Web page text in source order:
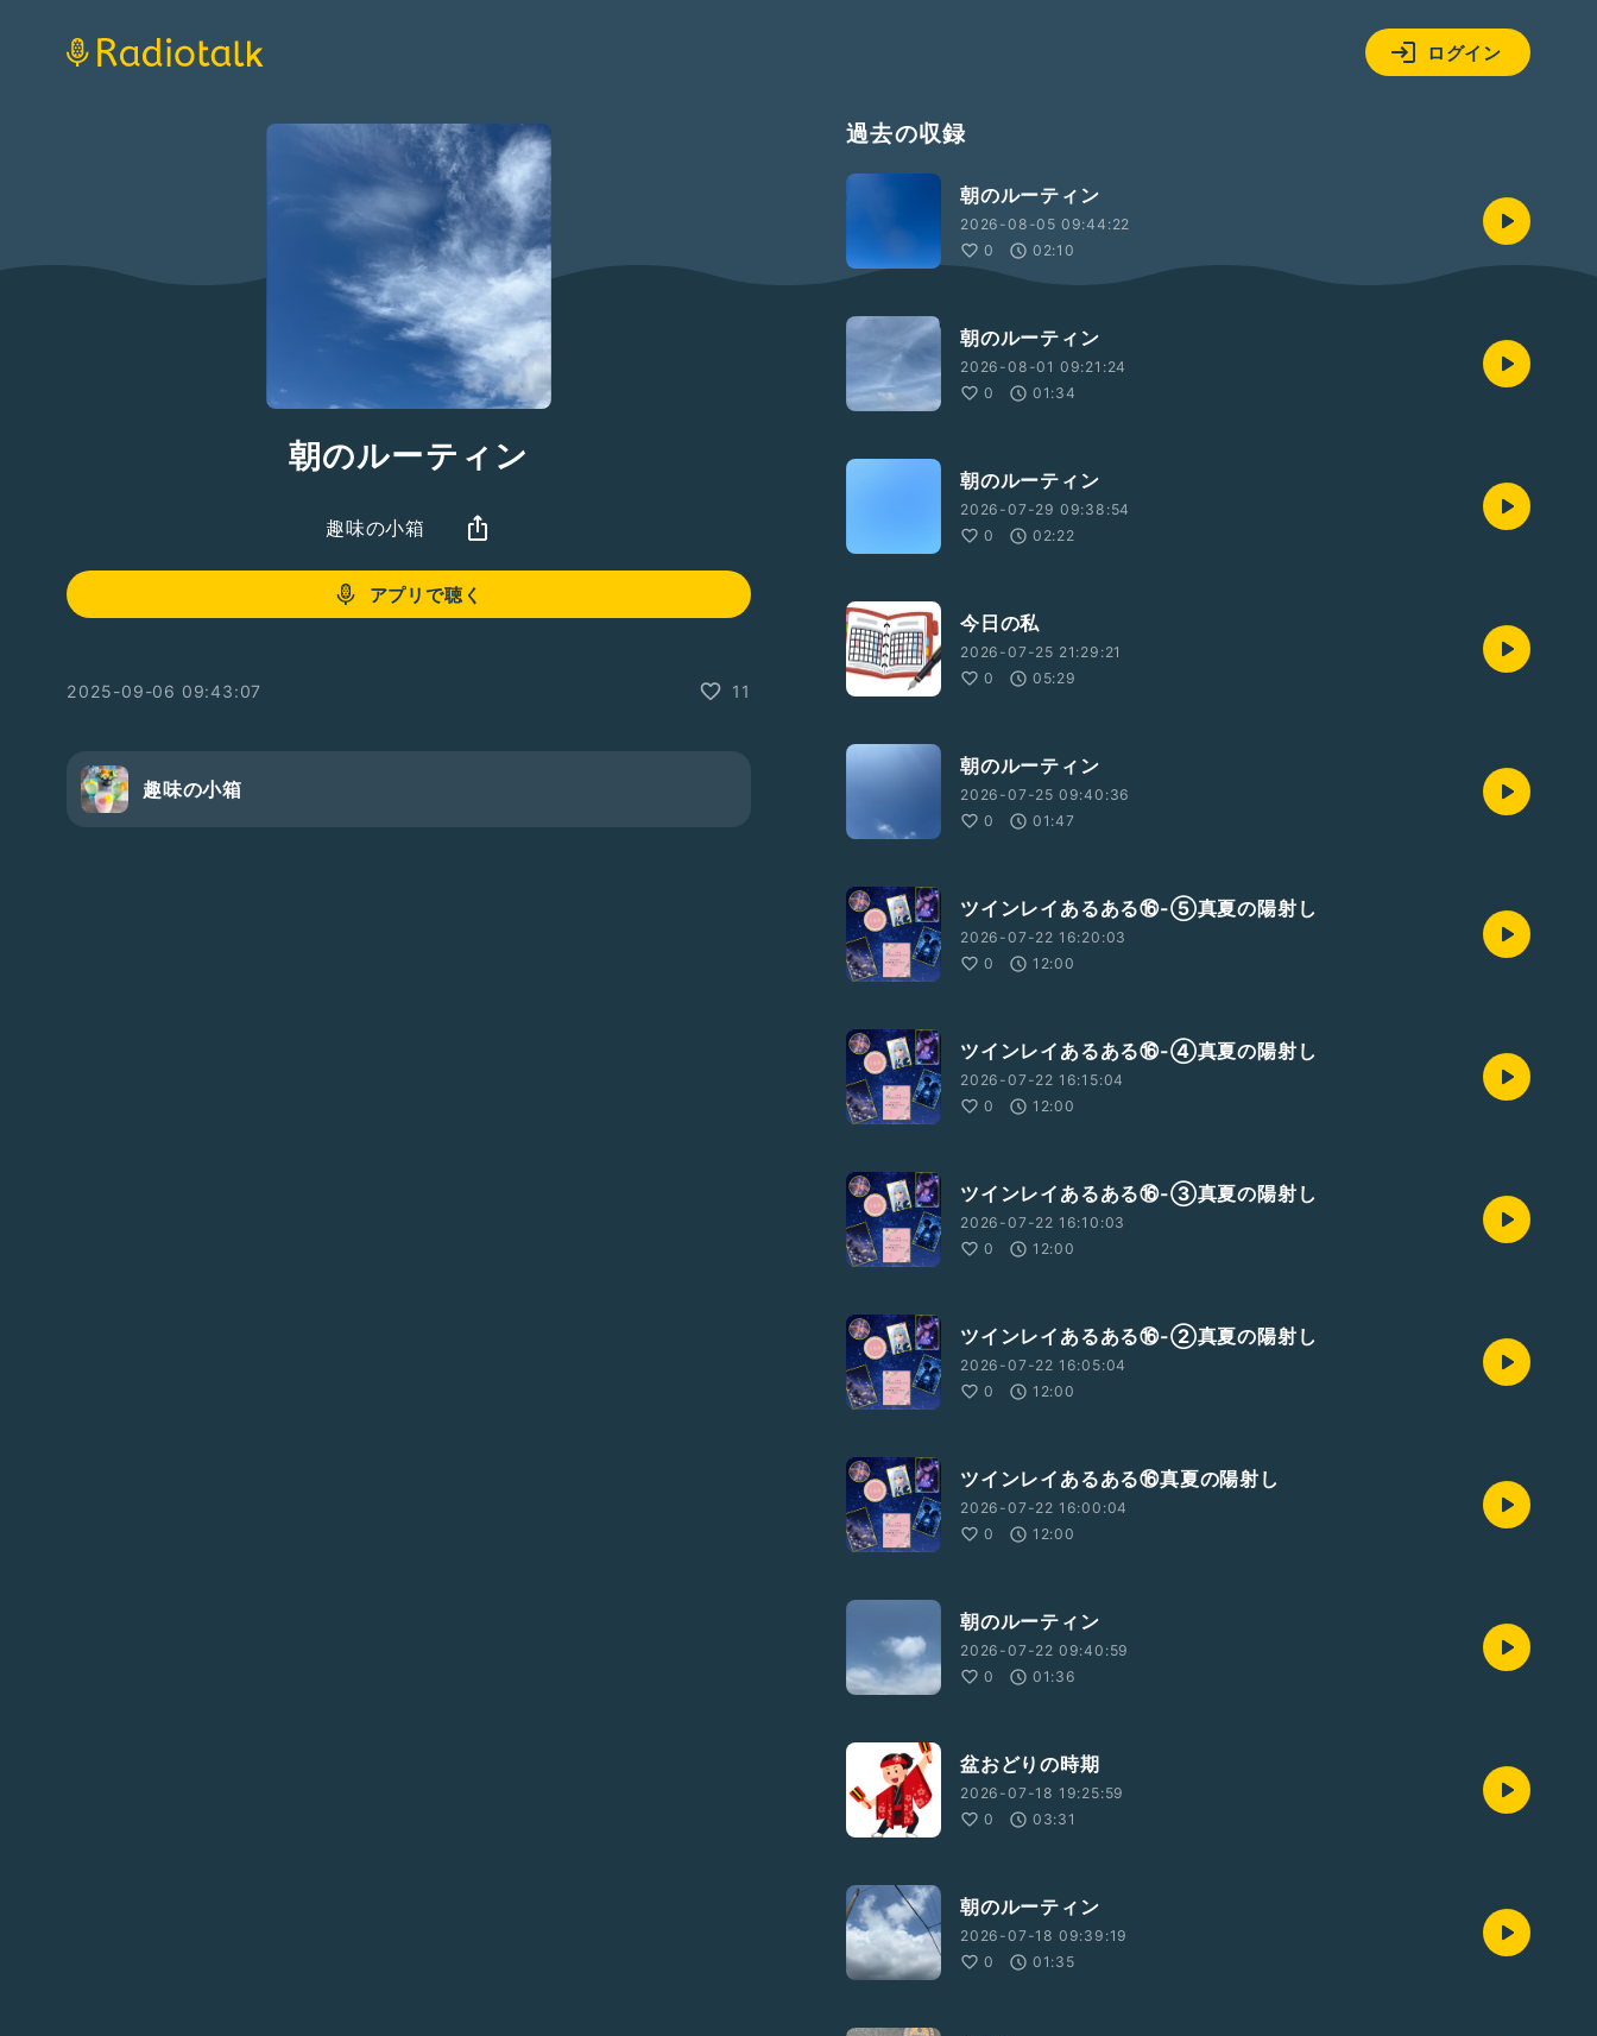
ログイン
朝のルーティン
趣味の小箱
アプリで聴く
2025-09-06 09:43:07 11
趣味の小箱
過去の収録
朝のルーティン
2026-08-05 09:44:22
0
02:10
朝のルーティン
2026-08-01 09:21:24
0
01:34
朝のルーティン
2026-07-29 09:38:54
0
02:22
今日の私
2026-07-25 21:29:21
0
05:29
朝のルーティン
2026-07-25 09:40:36
0
01:47
ツインレイあるある⑯-⑤真夏の陽射し
2026-07-22 16:20:03
0
12:00
ツインレイあるある⑯-④真夏の陽射し
2026-07-22 16:15:04
0
12:00
ツインレイあるある⑯-③真夏の陽射し
2026-07-22 16:10:03
0
12:00
ツインレイあるある⑯-②真夏の陽射し
2026-07-22 16:05:04
0
12:00
ツインレイあるある⑯真夏の陽射し
2026-07-22 16:00:04
0
12:00
朝のルーティン
2026-07-22 09:40:59
0
01:36
盆おどりの時期
2026-07-18 19:25:59
0
03:31
朝のルーティン
2026-07-18 09:39:19
0
01:35